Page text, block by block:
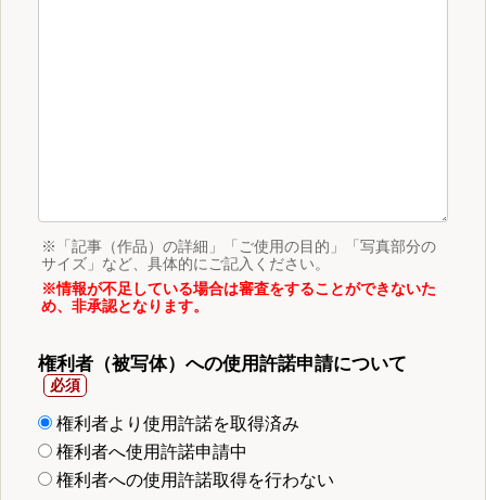
※「記事（作品）の詳細」「ご使用の目的」「写真部分の
サイズ」など、具体的にご記入ください。
※情報が不足している場合は審査をすることができないた
め、非承認となります。
権利者（被写体）への使用許諾申請について
権利者より使用許諾を取得済み
権利者へ使用許諾申請中
権利者への使用許諾取得を行わない